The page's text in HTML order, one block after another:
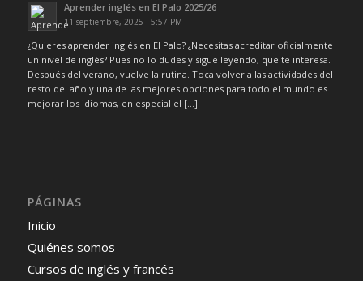
Aprender inglés en El Palo 2025/26
11 septiembre, 2025 - 5:57 PM
¿Quieres aprender inglés en El Palo? ¿Necesitas acreditar oficialmente
un nivel de inglés? Pues no lo dudes y sigue leyendo, que te interesa.
Después del verano, vuelve la rutina. Toca volver a las actividades del
resto del año y una de las mejores opciones para todo el mundo es
mejorar los idiomas, en especial el […]
PÁGINAS
Inicio
Quiénes somos
Cursos de inglés y francés